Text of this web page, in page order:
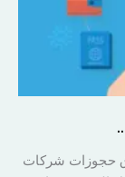
حجوزات شركات